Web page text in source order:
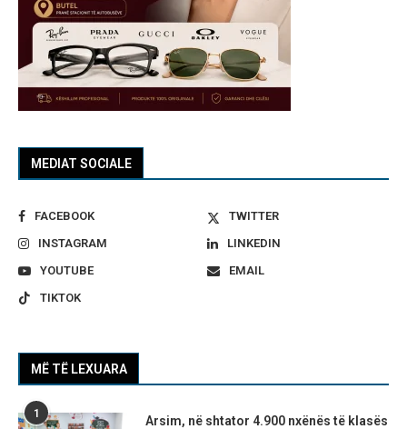
MEDIAT SOCIALE
FACEBOOK
TWITTER
INSTAGRAM
LINKEDIN
YOUTUBE
EMAIL
TIKTOK
MË TË LEXUARA
1
Arsim, në shtator 4.900 nxënës të klasës